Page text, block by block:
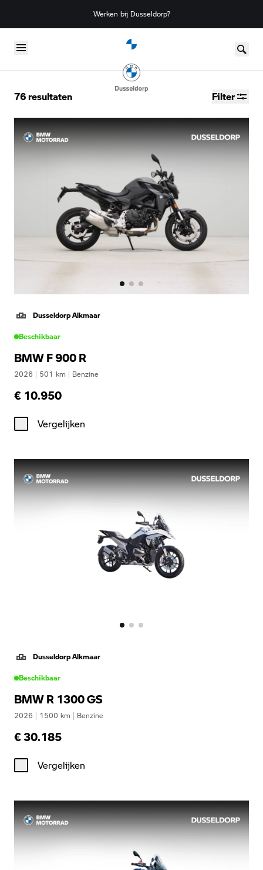
Werken bij Dusseldorp?
Skip to content
76resultaten Filter
Dusseldorp Alkmaar
Beschikbaar
BMW F 900 R
2026 | 501 km | Benzine
€ 10.950
Vergelijken
Dusseldorp Alkmaar
Beschikbaar
BMW R 1300 GS
2026 | 1500 km | Benzine
€ 30.185
Vergelijken